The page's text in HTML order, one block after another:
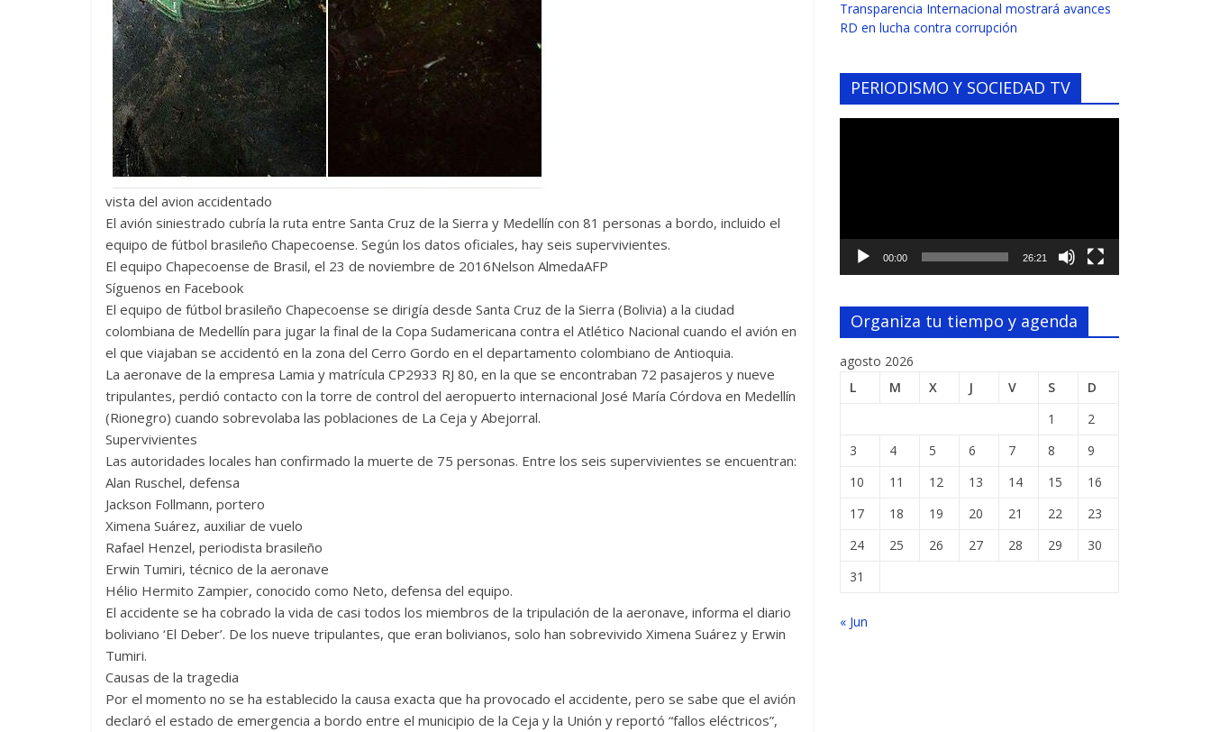
vista del avion accidentado
El avión siniestrado cubría la ruta entre Santa Cruz de la Sierra y Medellín con 81 personas a bordo, incluido el
equipo de fútbol brasileño Chapecoense. Según los datos oficiales, hay seis supervivientes.
El equipo Chapecoense de Brasil, el 23 de noviembre de 2016Nelson AlmedaAFP
Síguenos en Facebook
El equipo de fútbol brasileño Chapecoense se dirigía desde Santa Cruz de la Sierra (Bolivia) a la ciudad
colombiana de Medellín para jugar la final de la Copa Sudamericana contra el Atlético Nacional cuando el avión en
el que viajaban se accidentó en la zona del Cerro Gordo en el departamento colombiano de Antioquia.
La aeronave de la empresa Lamia y matrícula CP2933 RJ 80, en la que se encontraban 72 pasajeros y nueve
tripulantes, perdió contacto con la torre de control del aeropuerto internacional José María Córdova en Medellín
(Rionegro) cuando sobrevolaba las poblaciones de La Ceja y Abejorral.
Supervivientes
Las autoridades locales han confirmado la muerte de 75 personas. Entre los seis supervivientes se encuentran:
Alan Ruschel, defensa
Jackson Follmann, portero
Ximena Suárez, auxiliar de vuelo
Rafael Henzel, periodista brasileño
Erwin Tumiri, técnico de la aeronave
Hélio Hermito Zampier, conocido como Neto, defensa del equipo.
El accidente se ha cobrado la vida de casi todos los miembros de la tripulación de la aeronave, informa el diario
boliviano ‘El Deber’. De los nueve tripulantes, que eran bolivianos, solo han sobrevivido Ximena Suárez y Erwin
Tumiri.
Causas de la tragedia
Por el momento no se ha establecido la causa exacta que ha provocado el accidente, pero se sabe que el avión
declaró el estado de emergencia a bordo entre el municipio de la Ceja y la Unión y reportó “fallos eléctricos”,
Transparencia Internacional mostrará avances
RD en lucha contra corrupción
PERIODISMO Y SOCIEDAD TV
00:00 26:21
Organiza tu tiempo y agenda
agosto 2026
L
M X J V S
D
1
2
3
4 5 6 7 8
9
10
11 12 13 14 15
16
17
18 19 20 21 22
23
24
25 26 27 28 29
30
31
« Jun